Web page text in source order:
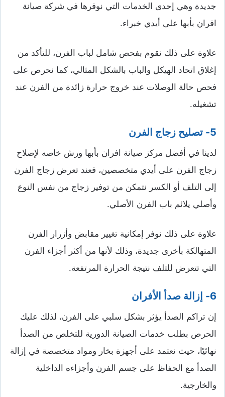
جديدة وهي إحدى الخدمات التي نوفرها في شركة صيانة
افران بأبها على أيدي خبراء.
علاوة على ذلك نقوم بفحص شامل لباب الفرن، للتأكد من
إغلاق اتحاد الهيكل والباب بالشكل المثالي، كما نحرص على
فحص حالة الوصلات عند خروج حرارة زائدة من الفرن عند
تشغيله.
5- تصليح زجاج الفرن
لدينا في أفضل مركز صيانة افران بأبها ورش خاصه لإصلاح
زجاج الفرن على أيدي متخصصين، فعند تعرض زجاج الفرن
إلى التلف أو الكسر نتمكن من توفير زجاج من نفس النوع
وأصلي يلائم باب الفرن الأصلي.
علاوة على ذلك نوفر إمكانية تغيير مقابض وأزرار الفرن
المتهالكة بأخرى جديدة، وذلك لأنها من أكثر أجزاء الفرن
التي تتعرض للتلف نتيجة الحرارة المرتفعة.
6- إزالة صدأ الأفران
إن تراكم الصدأ يؤثر بشكل سلبي على الفرن، لذلك عليك
الحرص بطلب خدمات الصيانة الدورية للتخلص من الصدأ
نهائيًا، حيث نعتمد على أجهزة بخار ومواد متخصصة في إزالة
الصدأ مع الحفاظ على جسم الفرن وأجزاءه الداخلية
والخارجية.